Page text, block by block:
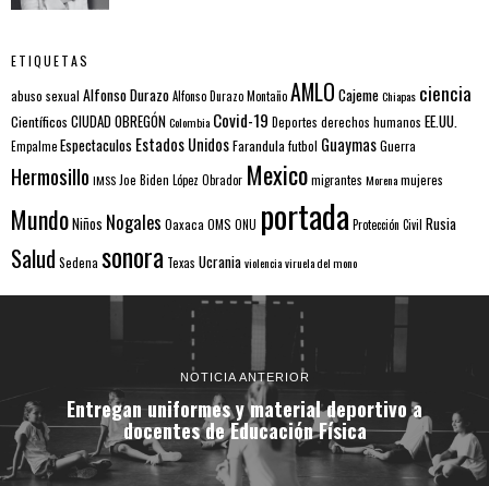
ETIQUETAS
abuso sexual Alfonso DurazoAlfonso Durazo MontañoAMLO CajemeChiapas ciencia
Científicos CIUDAD OBREGÓNColombia Covid-19 Deportes derechos humanos EE.UU.
EmpalmeEspectaculos Estados UnidosFarandulafutbol GuaymasGuerra
Hermosillo IMSS Joe Biden López Obrador Mexicomigrantes Morenamujeres
MundoNiños Nogales Oaxaca OMS ONU portada Protección Civil Rusia
Salud Sedena sonora Texas Ucraniaviolenciaviruela del mono
NOTICIA ANTERIOR
Entregan uniformes y material deportivo a
docentes de Educación Física